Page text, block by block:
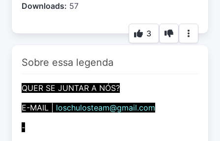
Downloads: 57
3
Sobre essa legenda
QUER SE JUNTAR A NÓS?
E-MAIL | loschulosteam@gmail.com
-